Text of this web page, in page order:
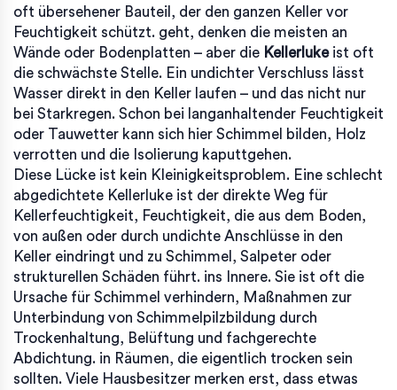
oft übersehener Bauteil, der den ganzen Keller vor
Feuchtigkeit schützt. geht, denken die meisten an
Wände oder Bodenplatten – aber die Kellerlukeist oft
die schwächste Stelle. Ein undichter Verschluss lässt
Wasser direkt in den Keller laufen – und das nicht nur
bei Starkregen. Schon bei langanhaltender Feuchtigkeit
oder Tauwetter kann sich hier Schimmel bilden, Holz
verrotten und die Isolierung kaputtgehen.
Diese Lücke ist kein Kleinigkeitsproblem. Eine schlecht
abgedichtete Kellerluke ist der direkte Weg für
Kellerfeuchtigkeit, Feuchtigkeit, die aus dem Boden,
von außen oder durch undichte Anschlüsse in den
Keller eindringt und zu Schimmel, Salpeter oder
strukturellen Schäden führt. ins Innere. Sie ist oft die
Ursache für Schimmel verhindern, Maßnahmen zur
Unterbindung von Schimmelpilzbildung durch
Trockenhaltung, Belüftung und fachgerechte
Abdichtung. in Räumen, die eigentlich trocken sein
sollten. Viele Hausbesitzer merken erst, dass etwas